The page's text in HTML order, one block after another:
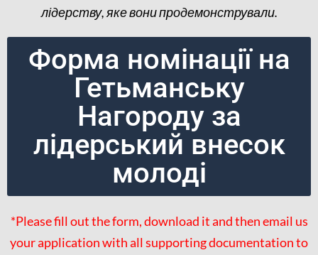
лідерству, яке вони продемонстрували.
Форма номінації на
Гетьманську
Нагороду за
лідерський внесок
молоді
*Please fill out the form, download it and then email us
your application with all supporting documentation to